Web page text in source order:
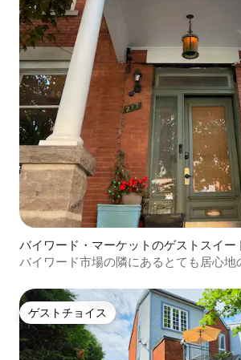
バイワード・マーケットのゲストスイー
バイワード市場の隣にあるとても居心地
ゲストチョイス
ゲストチョイス